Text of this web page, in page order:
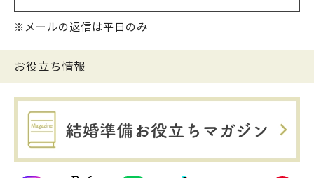
※メールの返信は平日のみ
お役立ち情報